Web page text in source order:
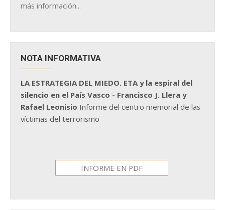
más información...
NOTA INFORMATIVA
LA ESTRATEGIA DEL MIEDO. ETA y la espiral del
silencio en el País Vasco - Francisco J. Llera y
Rafael Leonisio Informe del centro memorial de las
víctimas del terrorismo
INFORME EN PDF